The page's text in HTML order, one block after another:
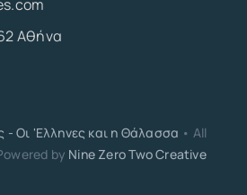
Αθήνα
- Οι 'Ελληνες και η Θάλασσα • All
by Nine Zero Two Creative